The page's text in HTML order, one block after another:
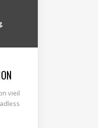
vieil